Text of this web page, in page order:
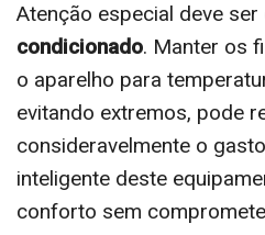
Atenção especial deve ser
condicionado. Manter os
o aparelho para
evitando extremos, pode
consideravelmente o
inteligente deste
conforto sem